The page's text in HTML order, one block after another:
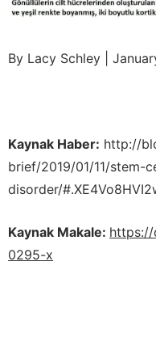
By Lacy Schley |
Kaynak Haber: http://
brief/2019/01/11/stem-
disorder/
Kaynak Makale: https://
0295-x